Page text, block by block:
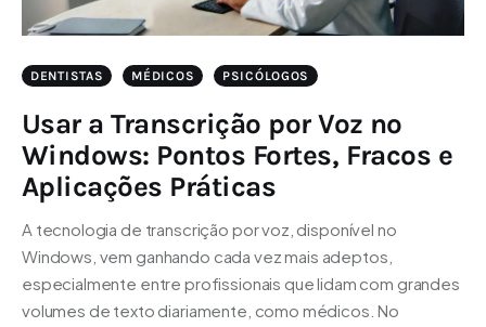
DENTISTAS MÉDICOS PSICÓLOGOS
Usar a Transcrição por Voz no
Windows: Pontos Fortes, Fracos e
Aplicações Práticas
A tecnologia de transcrição por voz, disponível no
Windows, vem ganhando cada vez mais adeptos,
especialmente entre profissionais que lidam com grandes
volumes de texto diariamente, como médicos. No